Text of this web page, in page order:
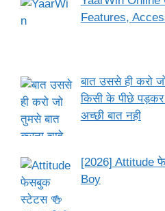
Features,
बात उससे ही करो
किसी के पीछे
अच्छी बात नही
[2026] Attitude
Boy